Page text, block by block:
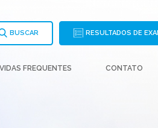
FREQUENTES CONTATO
BUSCAR RESULTADOS DE